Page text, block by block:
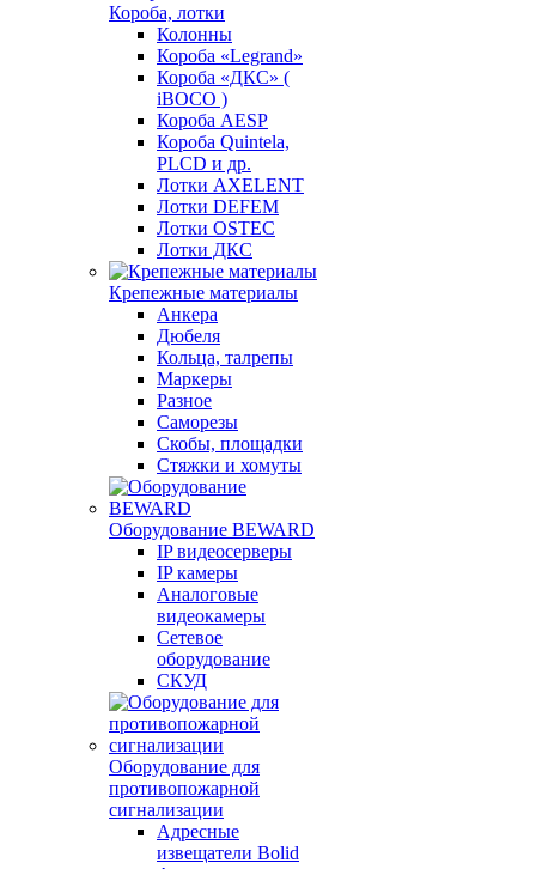
Короба, лотки
Колонны
Короба «Legrand»
Короба «ДКС» (
iBOCO )
Короба AESP
Короба Quintela,
PLCD и др.
Лотки AXELENT
Лотки DEFEM
Лотки OSTEC
Лотки ДКС
Крепежные материалы
Анкера
Дюбеля
Кольца, талрепы
Маркеры
Разное
Саморезы
Скобы, площадки
Стяжки и хомуты
Оборудование BEWARD
IP видеосерверы
IP камеры
Аналоговые
видеокамеры
Сетевое
оборудование
СКУД
Оборудование для
противопожарной
сигнализации
Адресные
извещатели Bolid